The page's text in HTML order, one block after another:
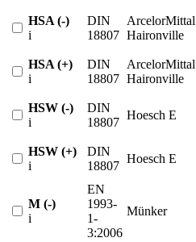
HSA (-)
i
DIN
18807
ArcelorMittal
Haironville
HSA (+)
i
DIN
18807
ArcelorMittal
Haironville
HSW (-)
i
DIN
18807
Hoesch E
HSW (+)
i
DIN
18807
Hoesch E
M (-)
i
EN
1993-
1-
3:2006
Münker